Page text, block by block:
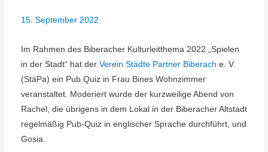
15. September 2022
Im Rahmen des Biberacher Kulturleitthema 2022 „Spielen
in der Stadt“ hat der Verein Städte Partner Biberach e. V.
(StäPa) ein Pub Quiz in Frau Bines Wohnzimmer
veranstaltet. Moderiert wurde der kurzweilige Abend von
Rachel, die übrigens in dem Lokal in der Biberacher Altstadt
regelmäßig Pub-Quiz in englischer Sprache durchführt, und
Gosia.